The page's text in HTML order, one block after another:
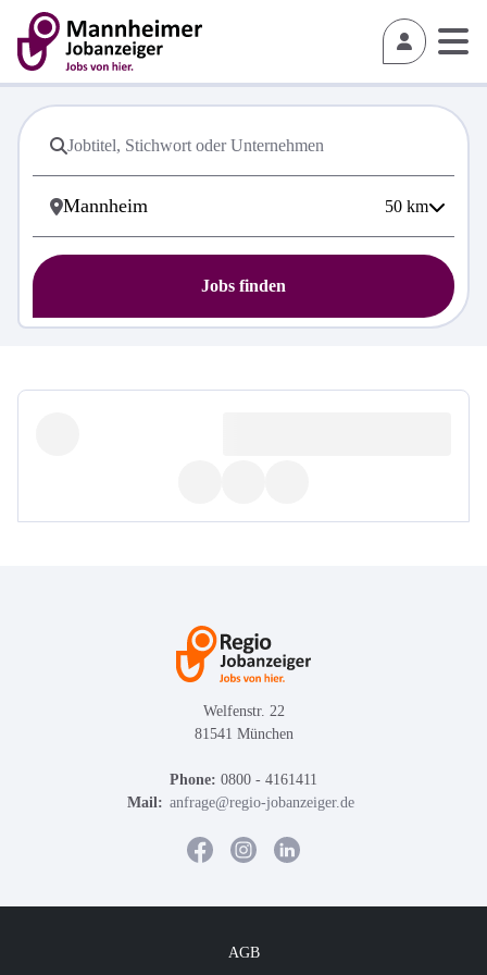
50 km
Jobs finden
Welfenstr. 22
81541 München
Phone: 0800 - 4161411
Mail: anfrage@regio-jobanzeiger.de
AGB